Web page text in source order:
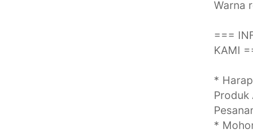
Warna
===
KAMI
*
Produk
*